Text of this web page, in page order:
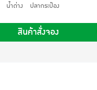
น้ำด่าง ปลากระป๋อง
สินค้าสั่งจอง